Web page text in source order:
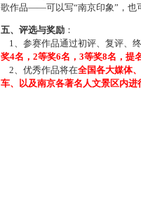
歌作品——可以写“南京印象”，也
五、评选与奖励 ：
1、参赛作品通过初评、复评、
奖4名，2等奖6名，3等奖8名，提
2、优秀作品将在全国各大媒体
车、以及南京各著名人文景区内进